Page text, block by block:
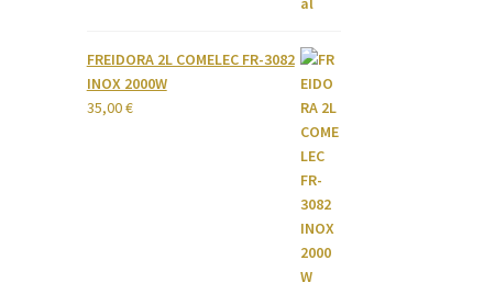
FREIDORA 2L COMELEC FR-3082
INOX 2000W
35,00€